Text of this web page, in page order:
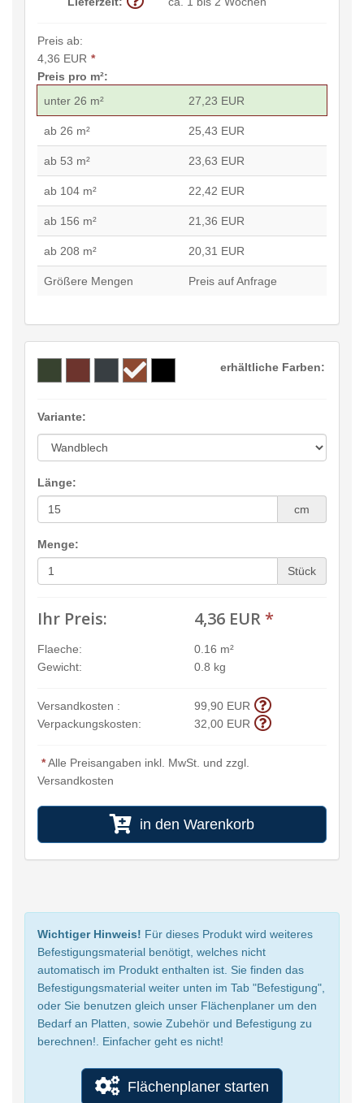
Preis ab:
4,36 EUR *
Preis pro m²:
unter 26 m²
27,23 EUR
ab 26 m² 25,43 EUR
ab 53 m² 23,63 EUR
ab 104 m² 22,42 EUR
ab 156 m² 21,36 EUR
ab 208 m² 20,31 EUR
Größere Mengen Preis auf Anfrage
erhältliche Farben:
Variante:
Länge:
cm
Menge:
Stück
Ihr Preis: 4,36 EUR*
Flaeche:
0.16 m²
Gewicht:
0.8 kg
Versandkosten :
99,90 EUR
Verpackungskosten:
32,00 EUR
*Alle Preisangaben inkl. MwSt. und zzgl.
Versandkosten
in den Warenkorb
Wichtiger Hinweis! Für dieses Produkt wird weiteres
Befestigungsmaterial benötigt, welches nicht
automatisch im Produkt enthalten ist. Sie finden das
Befestigungsmaterial weiter unten im Tab "Befestigung",
oder Sie benutzen gleich unser Flächenplaner um den
Bedarf an Platten, sowie Zubehör und Befestigung zu
berechnen!. Einfacher geht es nicht!
Flächenplaner starten